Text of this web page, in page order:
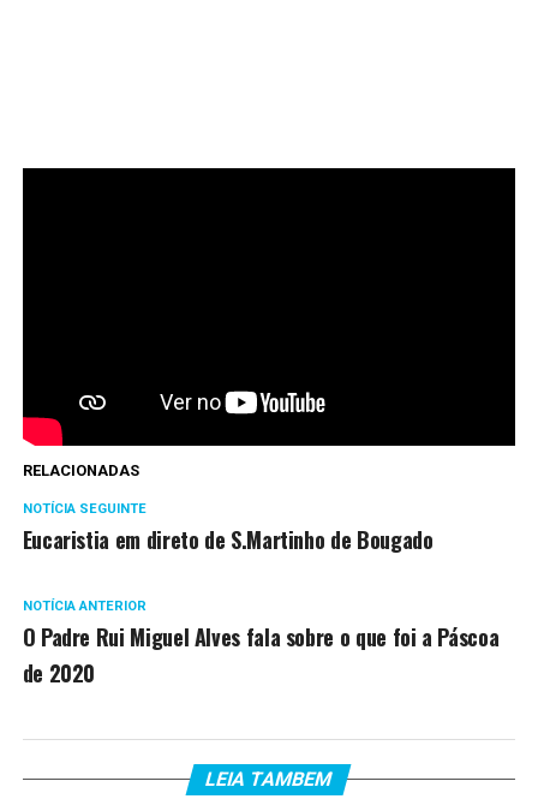
RELACIONADAS
NOTÍCIA SEGUINTE
Eucaristia em direto de S.Martinho de Bougado
NOTÍCIA ANTERIOR
O Padre Rui Miguel Alves fala sobre o que foi a Páscoa
de 2020
LEIA TAMBEM